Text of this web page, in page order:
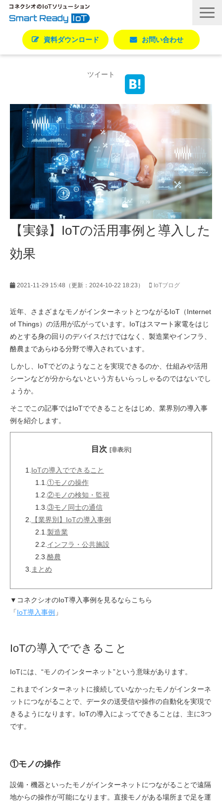
資料ダウンロード お問い合わせ
コネクシオIoTの強み
導入事例
ブログ
お役立ち資料
パートナー一覧
ツイート
【実録】IoTの活用事例と導入した
効果
2021-11-29 15:48 （更新： 2024-10-22 18:23 ） IoTブログ
近年、さまざまなモノがインターネットとつながるIoT（Internet
of Things）の活用が広がっています。IoTはスマート家電をはじ
めとする身の回りのデバイスだけではなく、製造業やインフラ、
酪農まであらゆる分野で導入されています。
しかし、IoTでどのようなことを実現できるのか、仕組みや活用
シーンなどが分からないという方もいらっしゃるのではないでし
ょうか。
そこでこの記事ではIoTでできることをはじめ、業界別の導入事
例を紹介します。
目次 [非表示]
1. IoTの導入でできること
1.1. ①モノの操作
1.2. ②モノの検知・監視
1.3. ③モノ同士の通信
2.
【業界別】IoTの導入事例
2.1. 製造業
2.2. インフラ・公共施設
2.3. 酪農
3. まとめ
▼コネクシオのIoT導入事例を見るならこちら
「IoT導入事例 」
IoTの導入でできること
IoTには、“モノのインターネット”という意味があります。
これまでインターネットに接続していなかったモノがインターネ
ットにつながることで、データの送受信や操作の自動化を実現で
きるようになります。IoTの導入によってできることは、主に3つ
です。
①モノの操作
設備・機器といったモノがインターネットにつながることで遠隔
地からの操作が可能になります。直接モノがある場所まで足を運